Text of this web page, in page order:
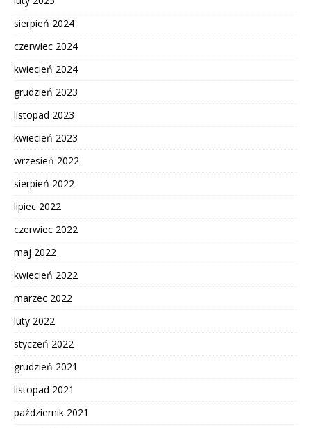
sierpień 2024
czerwiec 2024
kwiecień 2024
grudzień 2023
listopad 2023
kwiecień 2023
wrzesień 2022
sierpień 2022
lipiec 2022
czerwiec 2022
maj 2022
kwiecień 2022
marzec 2022
luty 2022
styczeń 2022
grudzień 2021
listopad 2021
październik 2021